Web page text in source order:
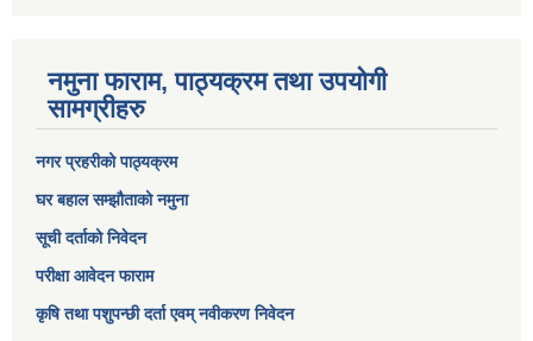
नमुना फाराम, पाठ्यक्रम तथा उपयोगी
सामग्रीहरु
नगर प्रहरीको पाठ्यक्रम
घर बहाल सम्झौताको नमुना
सूची दर्ताको निवेदन
परीक्षा आवेदन फाराम
कृषि तथा पशुपन्छी दर्ता एवम् नवीकरण निवेदन